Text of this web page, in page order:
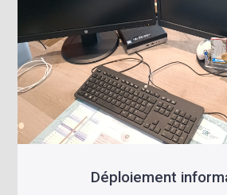
Déploiement